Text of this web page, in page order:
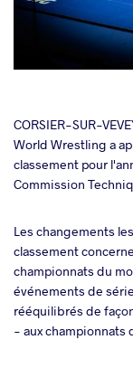
CORSIER-SUR-
World Wrestling a
classement pour
Commission
Les changements
classement
championnats du
événements de
rééquilibrés de
- aux championnats